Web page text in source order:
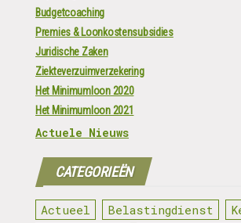
Budgetcoaching
Premies & Loonkostensubsidies
Juridische Zaken
Ziekteverzuimverzekering
Het Minimumloon 2020
Het Minimumloon 2021
Actuele Nieuws
CATEGORIEËN
Actueel Belastingdienst